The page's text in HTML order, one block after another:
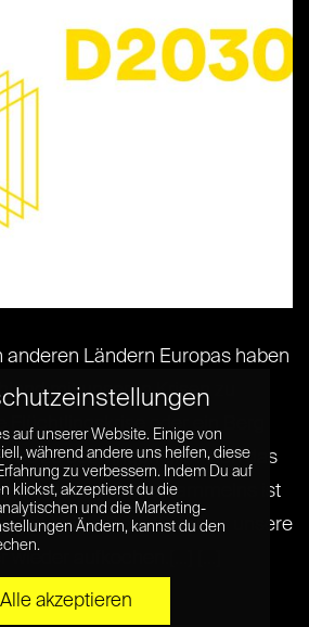
anderen Ländern Europas haben
mit unseren Krisen zu
Flüchtlingskrise oder ein Berg
es zu bezwingen gilt. Auch das
Datensammelns ist
heikle Debatten über unsere
aufkochen.[...] [...]
auf unserer Website. Einige von
während andere uns helfen, diese
zu verbessern. Indem Du auf
klickst, akzeptierst du die
und die Marketing-
Ändern, kannst du den
Alle akzeptieren